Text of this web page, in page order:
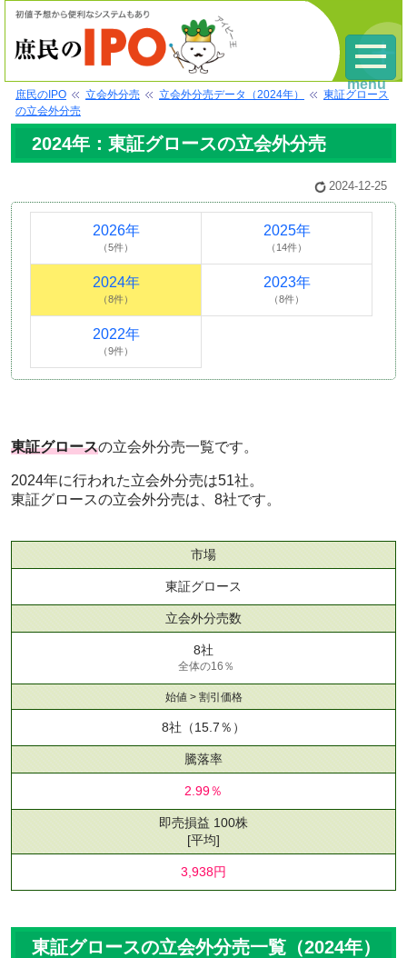
庶民のIPO 立会外分売 立会外分売データ（2024年）
東証グロース
の立会外分売
2024年：東証グロースの立会外分売
2024-12-25
2026年
（5件）
2025年
（14件）
2024年
（8件）
2023年
（8件）
2022年
（9件）
東証グロースの立会外分売一覧です。
2024年に行われた立会外分売は51社。
東証グロースの立会外分売は、8社です。
市場
東証グロース
立会外分売数
8社
全体の16％
始値 > 割引価格
8社 （15.7％）
騰落率
2.99％
即売損益 100株
[平均]
3,938円
東証グロースの立会外分売一覧（2024年）
menu